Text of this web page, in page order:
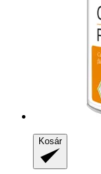
Kosár